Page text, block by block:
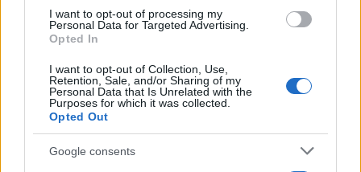
I want to opt-out of processing my
Personal Data for Targeted Advertising.
Opted In
I want to opt-out of Collection, Use,
Retention, Sale, and/or Sharing of my
Personal Data that Is Unrelated with the
Purposes for which it was collected.
Opted Out
Google consents